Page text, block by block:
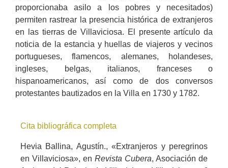
proporcionaba asilo a los pobres y necesitados)
permiten rastrear la presencia histórica de extranjeros
en las tierras de Villaviciosa. El presente artículo da
noticia de la estancia y huellas de viajeros y vecinos
portugueses, flamencos, alemanes, holandeses,
ingleses, belgas, italianos, franceses o
hispanoamericanos, así como de dos conversos
protestantes bautizados en la Villa en 1730 y 1782.
Cita bibliográfica completa
Hevia Ballina, Agustín., «Extranjeros y peregrinos
en Villaviciosa», en Revista Cubera, Asociación de